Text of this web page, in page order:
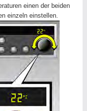
einen der beiden
einzeln einstellen.